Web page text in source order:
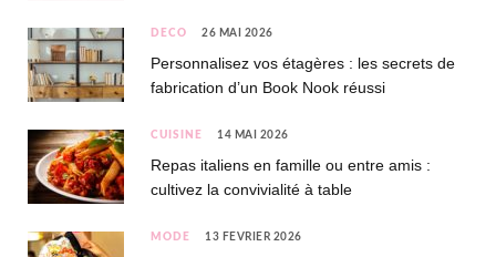
DÉCO 26 MAI 2026
Personnalisez vos étagères : les secrets de
fabrication d’un Book Nook réussi
CUISINE 14 MAI 2026
Repas italiens en famille ou entre amis :
cultivez la convivialité à table
MODE 13 FÉVRIER 2026